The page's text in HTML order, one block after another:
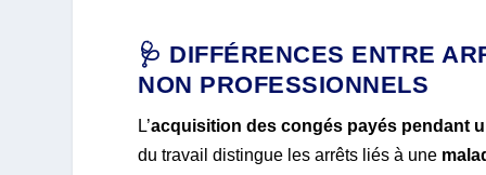
🩺 DIFFÉRENCES ENTRE
NON PROFESSIONNELS
L’acquisition des congés payés pendant
du travail distingue les arrêts liés à une